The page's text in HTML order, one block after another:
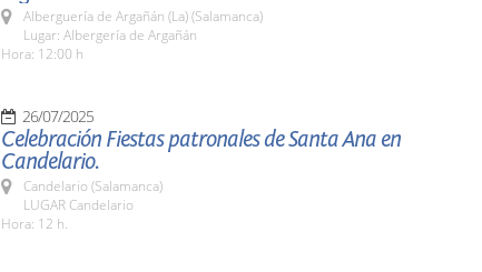
Alberguería de Argañán (La) (Salamanca)
Lugar: Albergería de Argañán
Hora: 12:00 h
26/07/2025
Celebración Fiestas patronales de Santa Ana en
Candelario.
Candelario (Salamanca)
LUGAR Candelario
Hora: 12 h.